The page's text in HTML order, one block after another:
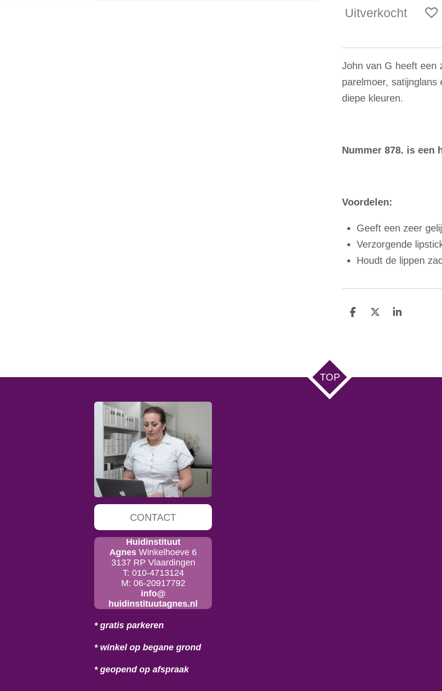
Uitverkocht
John van G heeft een
parelmoer, satijnglans
diepe kleuren.
Nummer 878. is een
Voordelen:
Geeft een zeer
Verzorgende
Houdt de lippen
D
D
S
TOP
CONTACT
Huidinstituut
Agnes Winkelhoeve 6
3137 RP Vlaardingen
T: 010-4713124
M: 06-20917792
info@
huidinstituutagnes.nl
* gratis parkeren
* winkel op begane grond
* geopend op afspraak